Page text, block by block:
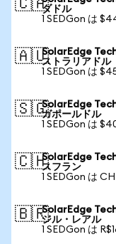
🇨🇦ダドル
1 SEDGon は
🇦🇺SolarEdge
ストラリアドル
1 SEDGon は
🇸🇬SolarEdge
ガポールドル
1 SEDGon は
🇨🇭SolarEdge
スフラン
1 SEDGon は
🇧🇷SolarEdge
ジル・レアル
1 SEDGon は